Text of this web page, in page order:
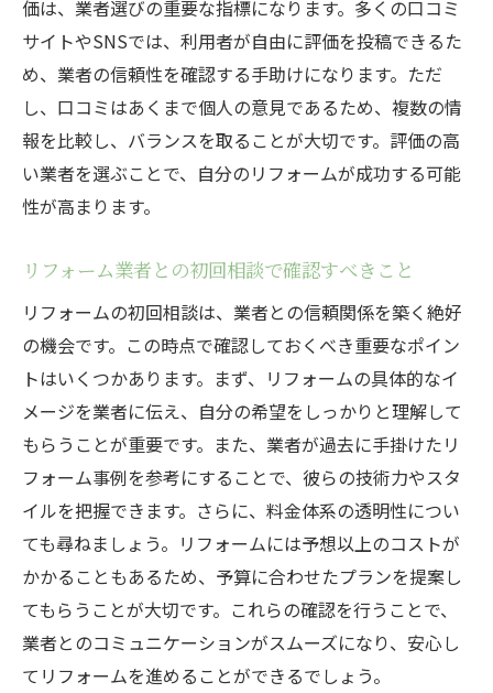
価は、業者選びの重要な指標になります。多くの口コミ
サイトやSNSでは、利用者が自由に評価を投稿できるた
め、業者の信頼性を確認する手助けになります。ただ
し、口コミはあくまで個人の意見であるため、複数の情
報を比較し、バランスを取ることが大切です。評価の高
い業者を選ぶことで、自分のリフォームが成功する可能
性が高まります。
リフォーム業者との初回相談で確認すべきこと
リフォームの初回相談は、業者との信頼関係を築く絶好
の機会です。この時点で確認しておくべき重要なポイン
トはいくつかあります。まず、リフォームの具体的なイ
メージを業者に伝え、自分の希望をしっかりと理解して
もらうことが重要です。また、業者が過去に手掛けたリ
フォーム事例を参考にすることで、彼らの技術力やスタ
イルを把握できます。さらに、料金体系の透明性につい
ても尋ねましょう。リフォームには予想以上のコストが
かかることもあるため、予算に合わせたプランを提案し
てもらうことが大切です。これらの確認を行うことで、
業者とのコミュニケーションがスムーズになり、安心し
てリフォームを進めることができるでしょう。